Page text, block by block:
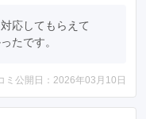
応してもらえて
たです。
ミ公開日：2026年03月10日